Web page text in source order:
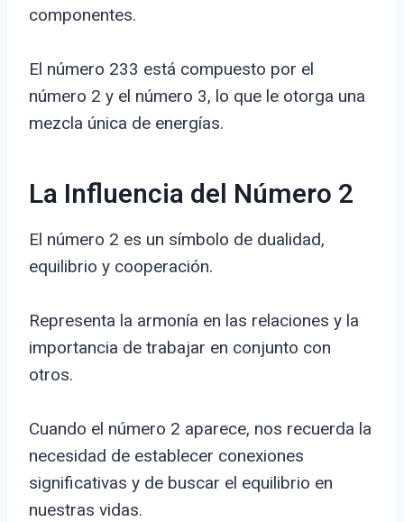
componentes.
El número 233 está compuesto por el
número 2 y el número 3, lo que le otorga una
mezcla única de energías.
La Influencia del Número 2
El número 2 es un símbolo de dualidad,
equilibrio y cooperación.
Representa la armonía en las relaciones y la
importancia de trabajar en conjunto con
otros.
Cuando el número 2 aparece, nos recuerda la
necesidad de establecer conexiones
significativas y de buscar el equilibrio en
nuestras vidas.